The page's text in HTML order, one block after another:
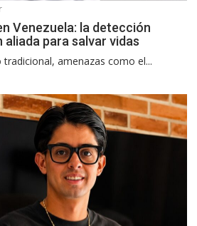
Venezuela: la detección
aliada para salvar vidas
amenazas como el...